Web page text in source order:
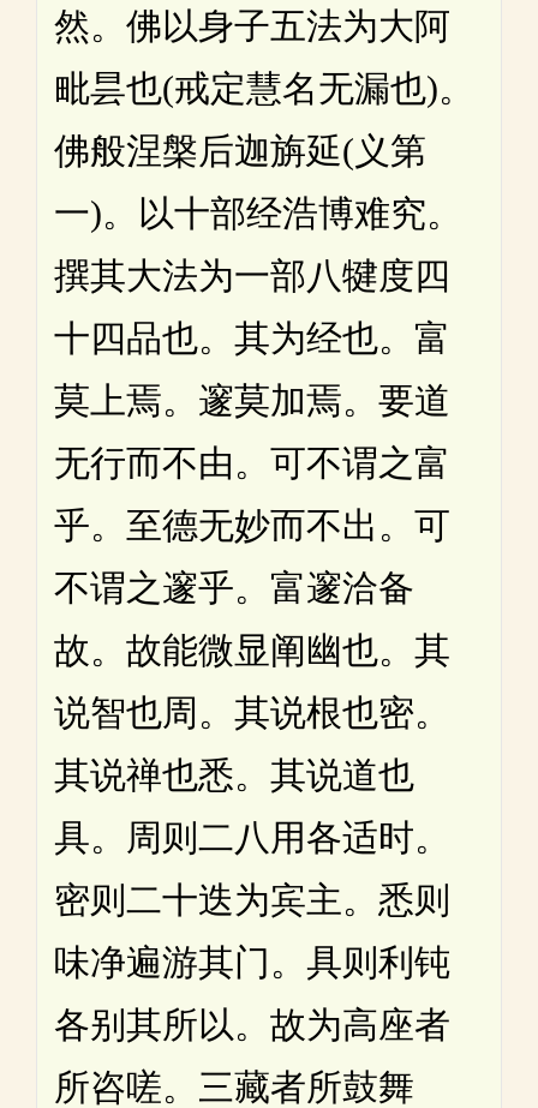
然。佛以身子五法为大阿
毗昙也(戒定慧名无漏也)。
佛般涅槃后迦旃延(义第
一)。以十部经浩博难究。
撰其大法为一部八犍度四
十四品也。其为经也。富
莫上焉。邃莫加焉。要道
无行而不由。可不谓之富
乎。至德无妙而不出。可
不谓之邃乎。富邃洽备
故。故能微显阐幽也。其
说智也周。其说根也密。
其说禅也悉。其说道也
具。周则二八用各适时。
密则二十迭为宾主。悉则
味净遍游其门。具则利钝
各别其所以。故为高座者
所咨嗟。三藏者所鼓舞